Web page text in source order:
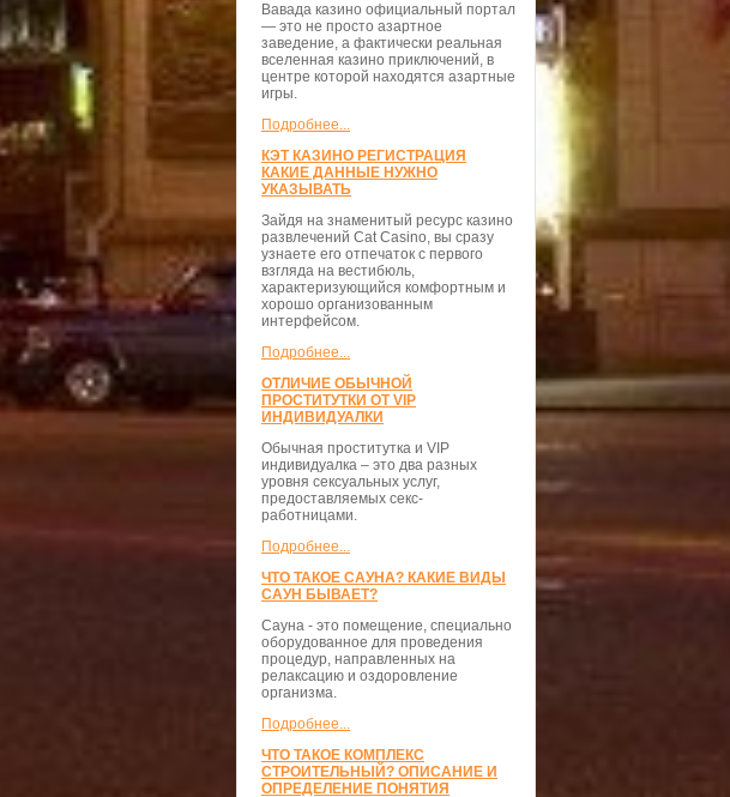
Вавада казино официальный портал
— это не просто азартное
заведение, а фактически реальная
вселенная казино приключений, в
центре которой находятся азартные
игры.
Подробнее...
КЭТ КАЗИНО РЕГИСТРАЦИЯ
КАКИЕ ДАННЫЕ НУЖНО
УКАЗЫВАТЬ
Зайдя на знаменитый ресурс казино
развлечений Cat Casino, вы сразу
узнаете его отпечаток с первого
взгляда на вестибюль,
характеризующийся комфортным и
хорошо организованным
интерфейсом.
Подробнее...
ОТЛИЧИЕ ОБЫЧНОЙ
ПРОСТИТУТКИ ОТ VIP
ИНДИВИДУАЛКИ
Обычная проститутка и VIP
индивидуалка – это два разных
уровня сексуальных услуг,
предоставляемых секс-
работницами.
Подробнее...
ЧТО ТАКОЕ САУНА? КАКИЕ ВИДЫ
САУН БЫВАЕТ?
Сауна - это помещение, специально
оборудованное для проведения
процедур, направленных на
релаксацию и оздоровление
организма.
Подробнее...
ЧТО ТАКОЕ КОМПЛЕКС
СТРОИТЕЛЬНЫЙ? ОПИСАНИЕ И
ОПРЕДЕЛЕНИЕ ПОНЯТИЯ